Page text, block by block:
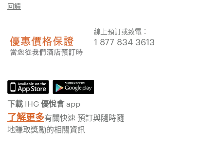
回饋
線上預訂或致電：
1 877 834 3613
下載 IHG 優悅會 app
了解更多有關快速 預訂與隨時隨
地賺取獎勵的相關資訊